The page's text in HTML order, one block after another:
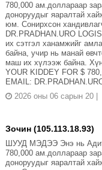
780,000 ам.доллараар
доноруудыг яаралтай
юм. Сонирхсон
DR.PRADHAN.URO
их сэтгэл ханамжийг
байна, учир нь манай
маш их хүлээж байна.
YOUR KIDDEY FOR $
EMAIL:
2026 оны 06 сарын 20
Зочин (105.113.18.93)
ШУУД МЭДЭЭ Энэ нь
780,000 ам.доллараар
доноруудыг яаралтай